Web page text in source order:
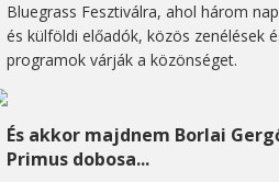
Bluegrass Fesztiválra, ahol három
és külföldi előadók, közös zenélések
programok várják a közönséget.
És akkor majdnem Borlai
Primus dobosa...